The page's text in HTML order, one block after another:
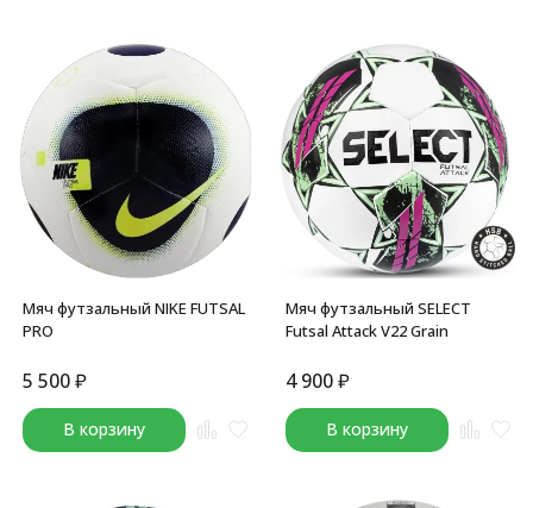
Мяч футзальный NIKE FUTSAL
PRO
5 500₽
В корзину
Мяч футзальный SELECT
Futsal Attack V22 Grain
4 900₽
В корзину